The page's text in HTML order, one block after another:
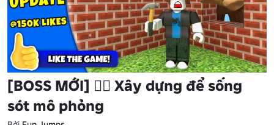
[BOSS MỚI] 🧙‍♂️ Xây dựng để sống
sót mô phỏng